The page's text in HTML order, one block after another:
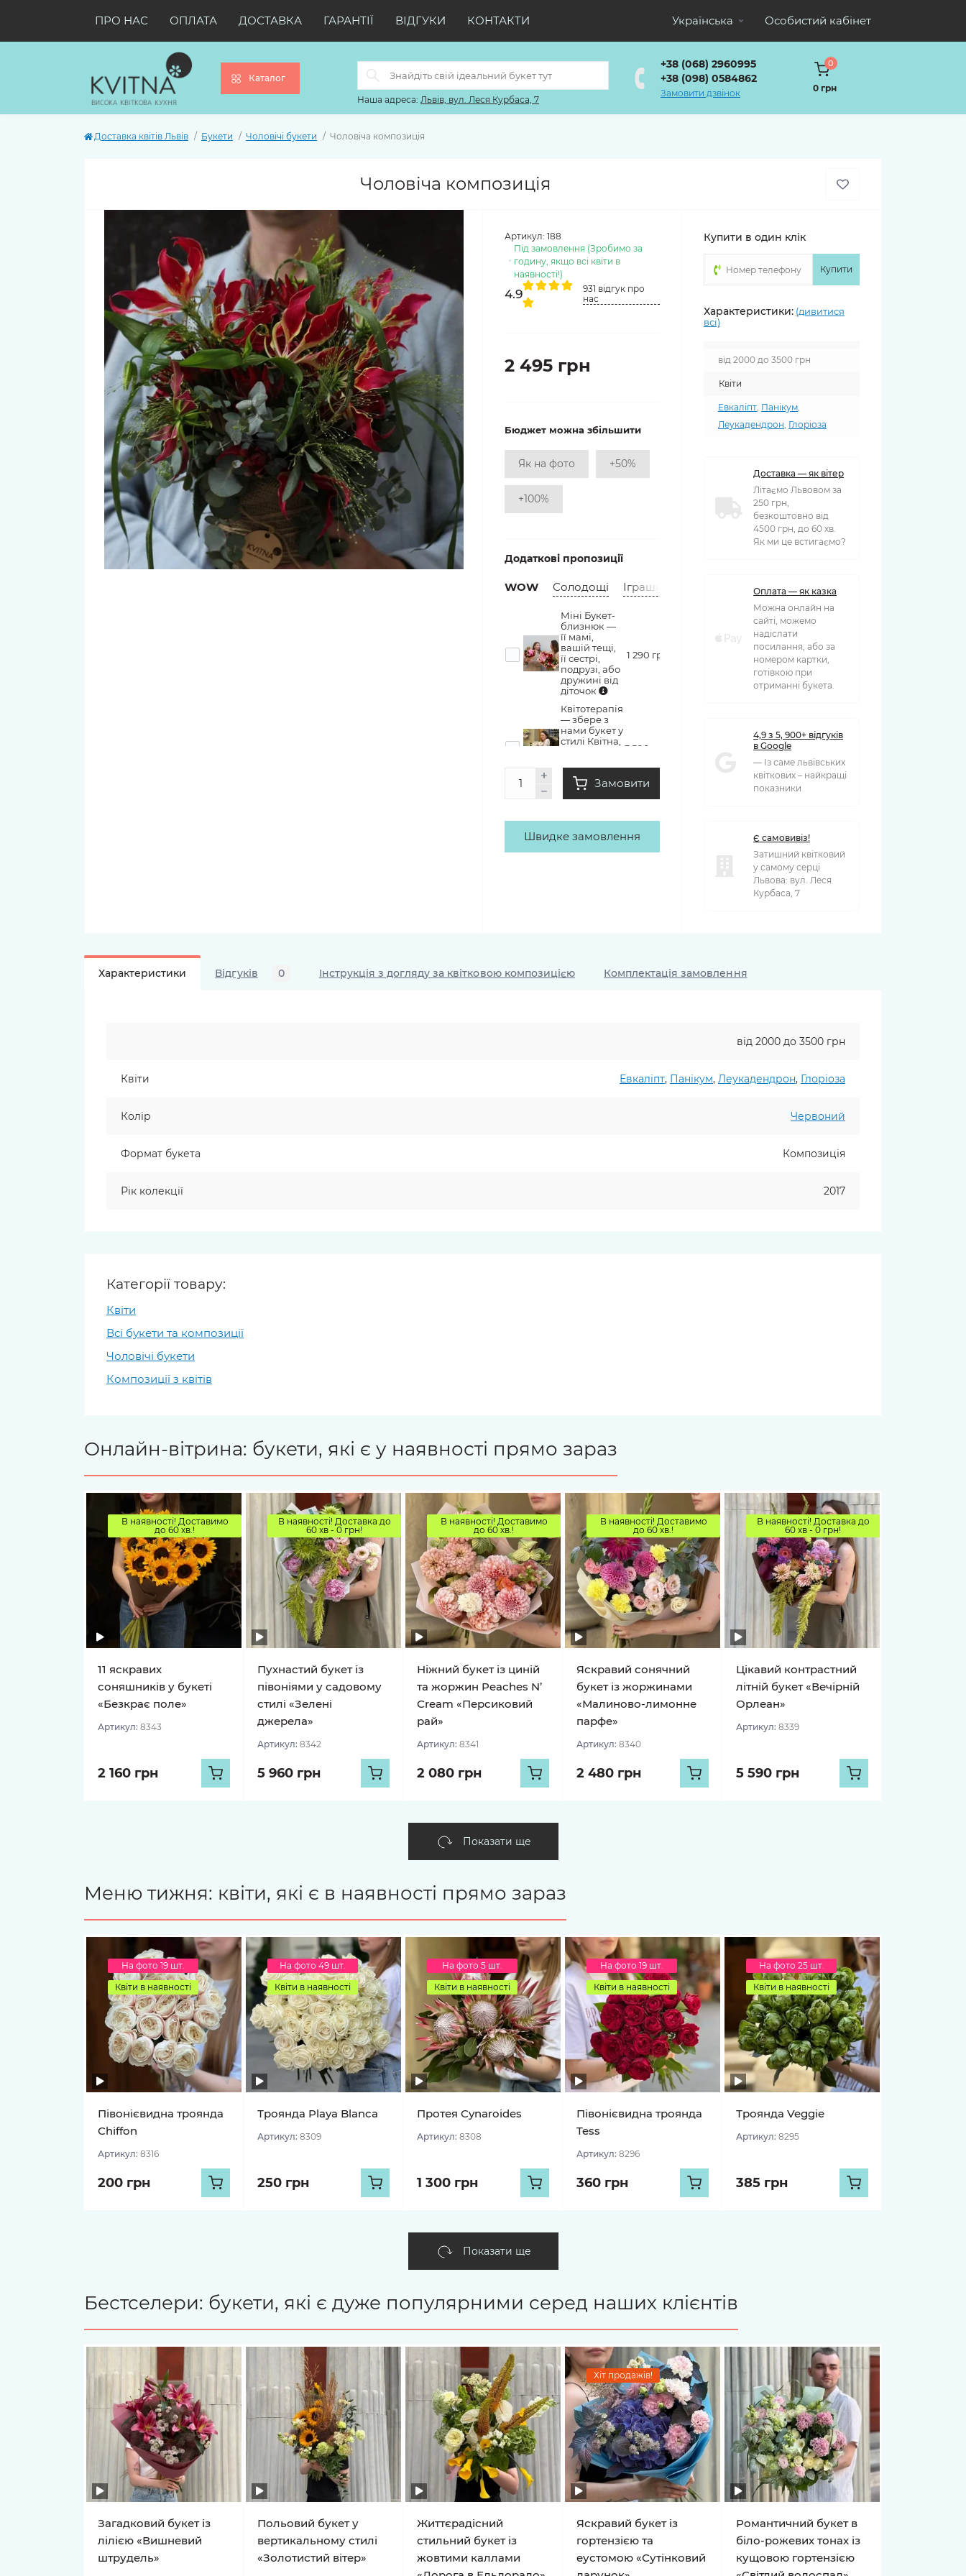
ПРО НАС ОПЛАТА ДОСТАВКА ГАРАНТІЇ ВІДГУКИ КОНТАКТИ Українська Особистий кабінет
Каталог
Наша адреса: Львів, вул. Леся Курбаса, 7
+38 (068) 2960995
+38 (098) 0584862
Замовити дзвінок
0
0 грн
Доставка квітів Львів Букети Чоловічі букети Чоловіча композиція
Чоловіча композиція
Артикул: 188
Під замовлення (Зробимо за
годину, якщо всі квіти в
наявності!)
4.9
931 відгук про
нас
2 495 грн
Бюджет можна збільшити
Як на фото +50%
+100%
Додаткові пропозиції
WOW Солодощі Іграшки
Міні Букет-
близнюк —
її мамі,
вашій тещі,
її сестрі,
подрузі, або
дружині від
діточок
1 290 грн
Квітотерапія
— збере з
нами букет у
стилі Квітна,
емоцій
3 500 грн
Замовити
Швидке замовлення
Купити в один клік
Купити
Характеристики: (дивитися
всі)
від 2000 до 3500 грн
Квіти
Евкаліпт, Панікум,
Леукадендрон, Глоріоза
Доставка — як вітер
Літаємо Львовом за
250 грн,
безкоштовно від
4500 грн, до 60 хв.
Як ми це встигаємо?
Оплата — як казка
Можна онлайн на
сайті, можемо
надіслати
посилання, або за
номером картки,
готівкою при
отриманні букета.
4,9 з 5, 900+ відгуків
в Google
— Із саме львівських
квіткових – найкращі
показники
Є самовивіз!
Затишний квітковий
у самому серці
Львова: вул. Леся
Курбаса, 7
Характеристики Відгуків 0 Інструкція з догляду за квітковою композицією Комплектація замовлення
від 2000 до 3500 грн
Квіти Евкаліпт, Панікум, Леукадендрон, Глоріоза
Колір Червоний
Формат букета Композиція
Рік колекції 2017
Категорії товару:
Квіти
Всі букети та композиції
Чоловічі букети
Композиції з квітів
Онлайн-вітрина: букети, які є у наявності прямо зараз
В наявності! Доставимо
до 60 хв.!
11 яскравих
соняшників у букеті
«Безкрає поле»
Артикул: 8343
2 160 грн
В наявності! Доставка до
60 хв - 0 грн!
Пухнастий букет із
півоніями у садовому
стилі «Зелені
джерела»
Артикул: 8342
5 960 грн
В наявності! Доставимо
до 60 хв.!
Ніжний букет із циній
та жоржин Peaches N’
Cream «Персиковий
рай»
Артикул: 8341
2 080 грн
В наявності! Доставимо
до 60 хв.!
Яскравий сонячний
букет із жоржинами
«Малиново-лимонне
парфе»
Артикул: 8340
2 480 грн
В наявності! Доставка до
60 хв - 0 грн!
Цікавий контрастний
літній букет «Вечірній
Орлеан»
Артикул: 8339
5 590 грн
Показати ще
Меню тижня: квіти, які є в наявності прямо зараз
На фото 19 шт.
Квіти в наявності
Півонієвидна троянда
Chiffon
Артикул: 8316
200 грн
На фото 49 шт.
Квіти в наявності
Троянда Playa Blanca
Артикул: 8309
250 грн
На фото 5 шт.
Квіти в наявності
Протея Cynaroides
Артикул: 8308
1 300 грн
На фото 19 шт.
Квіти в наявності
Півонієвидна троянда
Tess
Артикул: 8296
360 грн
На фото 25 шт.
Квіти в наявності
Троянда Veggie
Артикул: 8295
385 грн
Показати ще
Бестселери: букети, які є дуже популярними серед наших клієнтів
Загадковий букет із
лілією «Вишневий
штрудель»
Польовий букет у
вертикальному стилі
«Золотистий вітер»
Життєрадісний
стильний букет із
жовтими каллами
Хіт продажів!
Яскравий букет із
гортензією та
еустомою «Сутінковий
Романтичний букет в
біло-рожевих тонах із
кущовою гортензією